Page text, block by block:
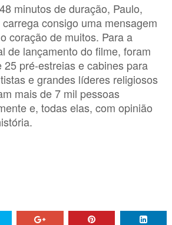
minutos de duração, Paulo,
consigo uma mensagem
coração de muitos. Para a
de lançamento do filme, foram
25 pré-estreias e cabines para
e grandes líderes religiosos
mais de 7 mil pessoas
e, todas elas, com opinião